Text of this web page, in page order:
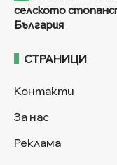
селското
България
СТРАНИЦИ
Контакти
За нас
Реклама